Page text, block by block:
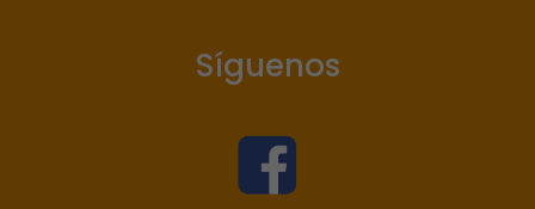
Síguenos
